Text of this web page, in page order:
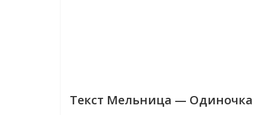
Текст Мельница — Одиночка